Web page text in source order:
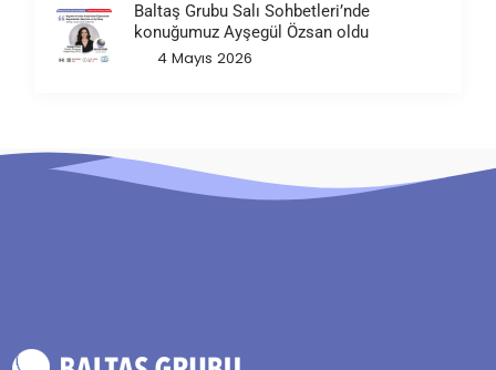
Baltaş Grubu Salı Sohbetleri’nde
konuğumuz Ayşegül Özsan oldu
4 Mayıs 2026